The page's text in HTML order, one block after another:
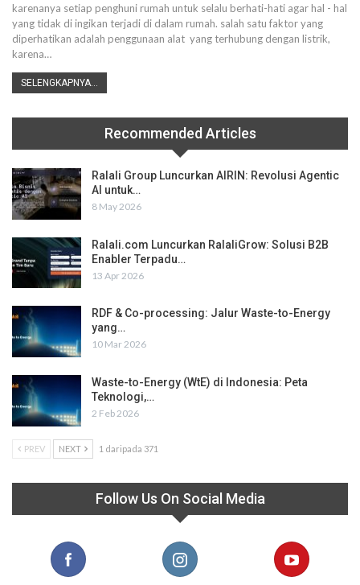
karenanya setiap penghuni rumah untuk selalu berhati-hati agar hal - hal
yang tidak di ingikan terjadi di dalam rumah. salah satu faktor yang
diperhatikan adalah penggunaan alat yang terhubung dengan listrik,
karena…
SELENGKAPNYA...
Recommended Articles
Ralali Group Luncurkan AIRIN: Revolusi Agentic
AI untuk…
8 May 2026
Ralali.com Luncurkan RalaliGrow: Solusi B2B
Enabler Terpadu…
13 Apr 2026
RDF & Co-processing: Jalur Waste-to-Energy
yang…
10 Mar 2026
Waste-to-Energy (WtE) di Indonesia: Peta
Teknologi,…
2 Feb 2026
PREV NEXT 1 daripada 371
Follow Us On Social Media